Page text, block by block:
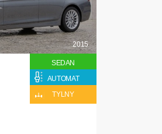
2015
SEDAN
AUTOMAT
TYLNY